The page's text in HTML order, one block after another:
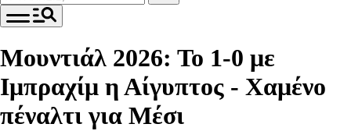
Μουντιάλ 2026: Το 1-0 με
Ιμπραχίμ η Αίγυπτος - Χαμένο
πέναλτι για Μέσι